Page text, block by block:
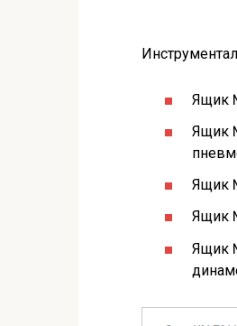
Ящик
Ящик
Ящик
Ящик
Ящик